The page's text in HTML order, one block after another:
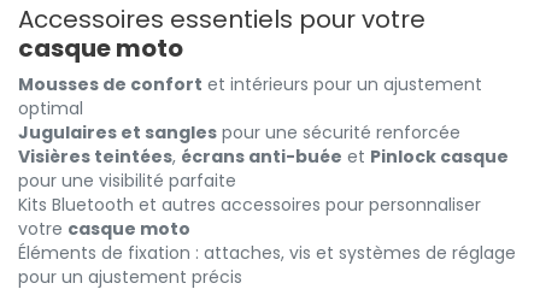
Accessoires essentiels pour votre
casque moto
Mousses de confort et intérieurs pour un ajustement
optimal
Jugulaires et sangles pour une sécurité renforcée
Visières teintées, écrans anti-buée et Pinlock casque
pour une visibilité parfaite
Kits Bluetooth et autres accessoires pour personnaliser
votre casque moto
Éléments de fixation : attaches, vis et systèmes de réglage
pour un ajustement précis